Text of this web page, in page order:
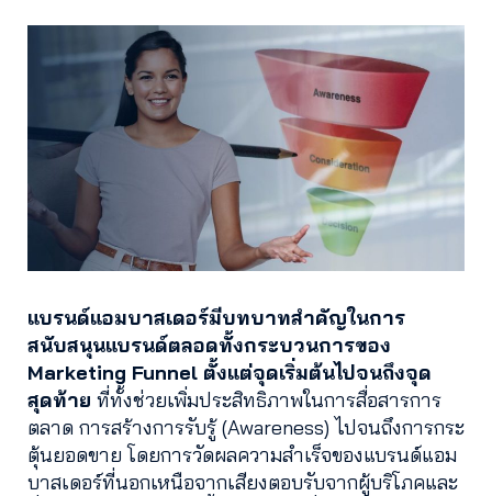
แบรนด์แอมบาสเดอร์มีบทบาทสำคัญในการ
สนับสนุนแบรนด์ตลอดทั้งกระบวนการของ
Marketing Funnel ตั้งแต่จุดเริ่มต้นไปจนถึงจุด
สุดท้าย ที่ทั้งช่วยเพิ่มประสิทธิภาพในการสื่อสารการ
ตลาด การสร้างการรับรู้ (Awareness) ไปจนถึงการกระ
ตุ้นยอดขาย โดยการวัดผลความสำเร็จของแบรนด์แอม
บาสเดอร์ที่นอกเหนือจากเสียงตอบรับจากผู้บริโภคและ